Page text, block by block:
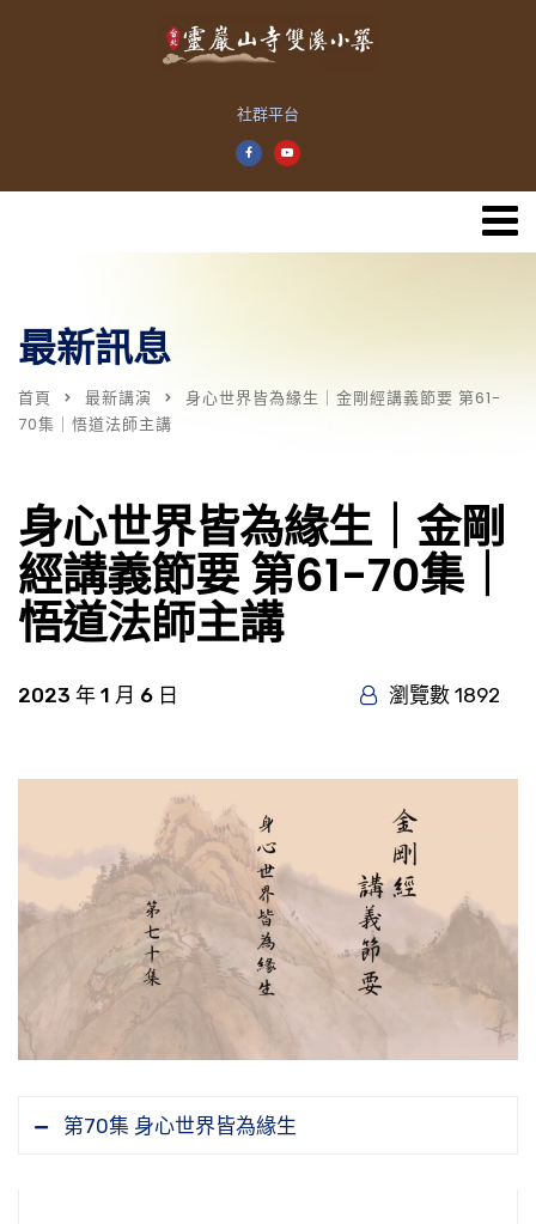
社群平台
最新訊息
首頁 最新講演
身心世界皆為緣生｜金剛經講義節要 第61-
70集｜悟道法師主講
身心世界皆為緣生｜金剛
經講義節要 第61-70集｜
悟道法師主講
2023 年 1 月 6 日 瀏覽數 1892
第70集 身心世界皆為緣生